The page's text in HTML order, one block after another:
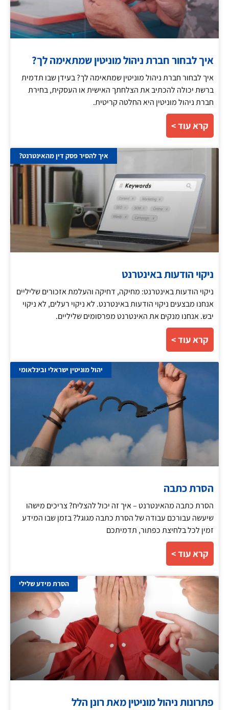
איך לבחור חברת ניהול מוניטין שמתאימה לך?
איך לבחור חברת ניהול מוניטין שמתאימה לך? בעידן שבו תדמית
ברשת יכולה להכתיב את הצלחתך האישית או העסקית, בחירת
חברת ניהול מוניטין היא החלטה קריטית.
קרא עוד >
איך להסיר פסק דין מהאינטרנט?
ניקוי הודעות באינטרנט
ניקוי הודעות באינטרנט: מחיקה, דחיקה והעלמת אזכורים שליליים
אנחנו מבצעים ניקוי הודעות באינטרנט. לא ניקוי רעלים, לא ניקוי
יבש. אנחנו מנקים את האינטרנט מפרסומים שליליים.
קרא עוד >
יהול מוניטין ישראלי ובינלאומי
הסרת כתבה
הסרת כתבה מהאינטרנט – איך זה יכול להצליח? צריכים מישהו
שיעשה עבורכם עבודה של הסרת כתבה מגוגל? בזמן שבו המידע
זמין לכל בלחיצת כפתור, תדמיתכם
קרא עוד >
הסרת מידע שלילי
פתרונות ניהול מוניטין מאת רונן הלל